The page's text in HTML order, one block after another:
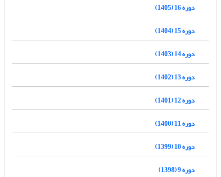
دوره 16 (1405)
دوره 15 (1404)
دوره 14 (1403)
دوره 13 (1402)
دوره 12 (1401)
دوره 11 (1400)
دوره 10 (1399)
دوره 9 (1398)